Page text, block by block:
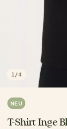
1 /4
NEU
T-Shirt Inge